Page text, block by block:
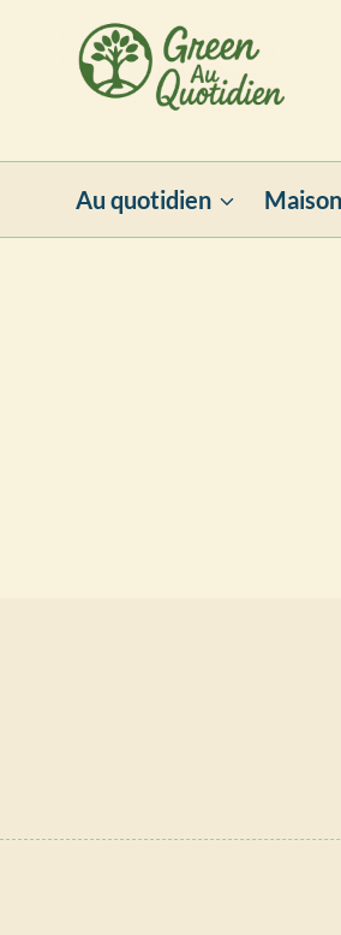
Au quotidien Maison